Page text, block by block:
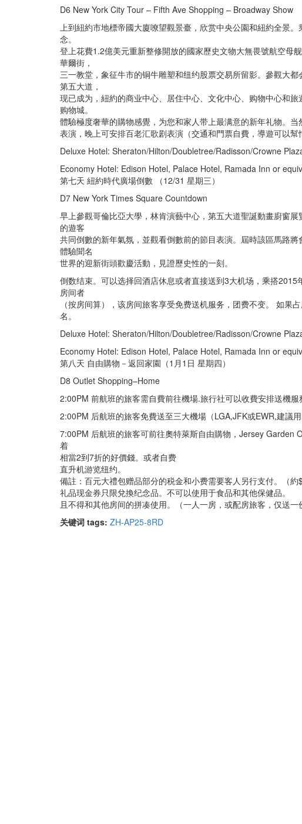
D6 New York City Tour – Fifth Ave Shopping – Broadway Show
上到紐約市地標帝國大廈嘹望觀景臺，欣赏中央公園和紐約全景
念。
登上花費1.2億美元重新整修開放的國家歷史文物大無畏號航空母
華爾街，
三一教堂，象征牛市的铜牛雕塑和纽约股票交易所留影。參觀大
第五大道，
现已成为，紐約的商业中心、居住中心、文化中心、购物中心和
购物城。
體驗極度奢華的購物感覺，为您和家人带上最满意的新年礼物。
表演，晚上可安排百老汇歌剧表演（交通和門票自費，導遊可以幫
Deluxe Hotel: Sheraton/Hilton/Doubletree/Radisson/Crowne
Economy Hotel: Edison Hotel, Palace Hotel, Ramada Inn or
第七天 紐約時代廣場倒數 （12/31 星期三）
D7 New York Times Square Countdown
早上參觀哥倫比亞大學，林肯演藝中心，第五大道聖誕動畫廚窗
的遊客
共同倒數的新年氣氛，並觀看倒數前的節目表演。屆時該區馬路
體驗聞名
世界的迎新街頭歡慶活動，見證歷史性的一刻。
倒数结束。可以选择回酒店休息或者直接送到3大机场，乘搭
房间者
（按房间算），该房间旅客享受免费送机服务，团费不变。 如
名。
Deluxe Hotel: Sheraton/Hilton/Doubletree/Radisson/Crowne
Economy Hotel: Edison Hotel, Palace Hotel, Ramada Inn or
第八天 自由購物－返回家園（1月1日 星期四）
D8 Outlet Shopping–Home
2:00PM 前航班的旅客需自費前往機場.旅行社可以收費安排送機服
2:00PM 后航班的旅客免費送至三大機場（LGA,JFK或EWR,建議
7:00PM 后航班的旅客可前往奧特萊斯自由購物，Jersey Garden
着
相當2到7折的好價錢。或者自费
直升机游览纽约。
備註：百元大禮包赠品部分的税金和小费需要客人另行支付。（約
礼品现金券只限兌換纪念品。不可以使用于食品和其他保健品。
且不得和其他房间的拼凑使用。（一人一房，或配房旅客，仅送一
关键词 tags: ZH-AP25-8RD